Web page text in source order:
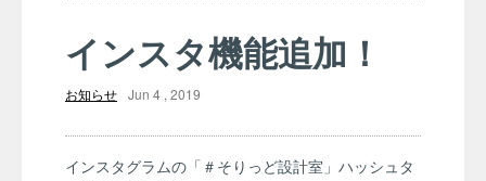
インスタ機能追加！
お知らせ Jun 4 , 2019
インスタグラムの「＃そりっど設計室」ハッシュタ